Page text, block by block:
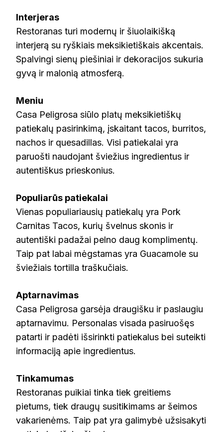
Interjeras
Restoranas turi modernų ir šiuolaikišką
interjerą su ryškiais meksikietiškais akcentais.
Spalvingi sienų piešiniai ir dekoracijos sukuria
gyvą ir malonią atmosferą.
Meniu
Casa Peligrosa siūlo platų meksikietiškų
patiekalų pasirinkimą, įskaitant tacos, burritos,
nachos ir quesadillas. Visi patiekalai yra
paruošti naudojant šviežius ingredientus ir
autentiškus prieskonius.
Populiarūs patiekalai
Vienas populiariausių patiekalų yra Pork
Carnitas Tacos, kurių švelnus skonis ir
autentiški padažai pelno daug komplimentų.
Taip pat labai mėgstamas yra Guacamole su
šviežiais tortilla traškučiais.
Aptarnavimas
Casa Peligrosa garsėja draugišku ir paslaugiu
aptarnavimu. Personalas visada pasiruošęs
patarti ir padėti išsirinkti patiekalus bei suteikti
informaciją apie ingredientus.
Tinkamumas
Restoranas puikiai tinka tiek greitiems
pietums, tiek draugų susitikimams ar šeimos
vakarienėms. Taip pat yra galimybė užsisakyti